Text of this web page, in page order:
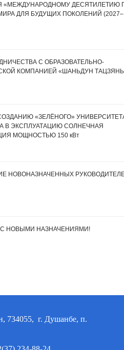
«МЕЖДУНАРОДНОМУ ДЕСЯТИЛЕТИЮ
ДЛЯ БУДУЩИХ ПОКОЛЕНИЙ (2027–
С ОБРАЗОВАТЕЛЬНО-
КОМПАНИЕЙ «ШАНЬДУН
«ЗЕЛЁНОГО»
В ЭКСПЛУАТАЦИЮ СОЛНЕЧНАЯ
МОЩНОСТЬЮ 150 кВт
НОВОНАЗНАЧЕННЫХ
НОВЫМИ НАЗНАЧЕНИЯМИ!
734055, г. Душанбе, п.